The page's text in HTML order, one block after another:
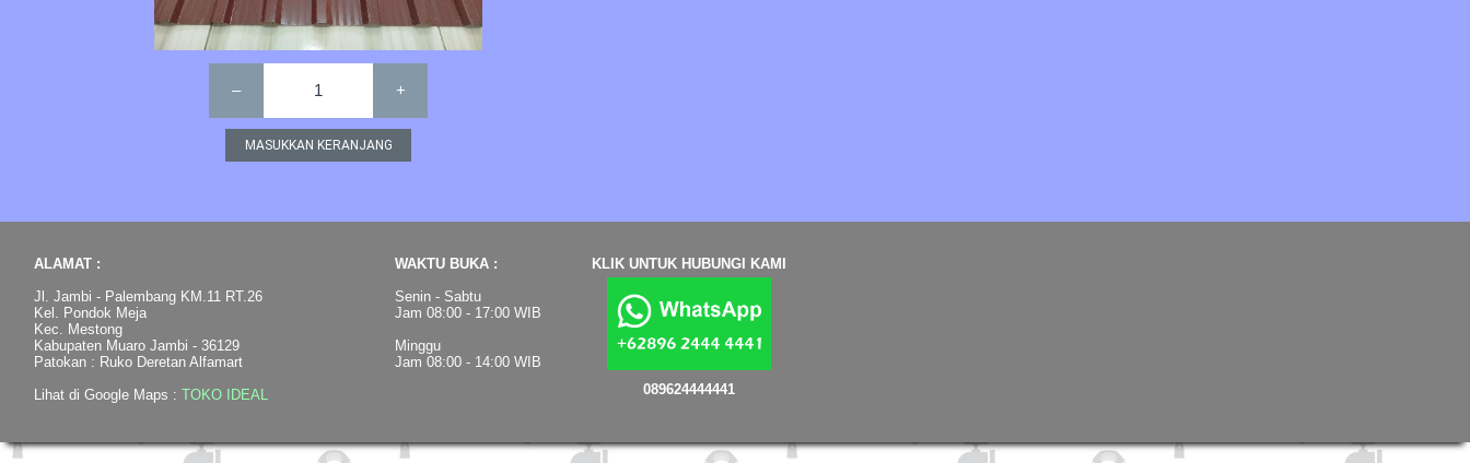
– 1 +
ALAMAT :
Jl. Jambi - Palembang KM.11 RT.26
Kel. Pondok Meja
Kec. Mestong
Kabupaten Muaro Jambi - 36129
Patokan : Ruko Deretan Alfamart
Lihat di Google Maps : TOKO IDEAL
WAKTU BUKA :
Senin - Sabtu
Jam 08:00 - 17:00 WIB
Minggu
Jam 08:00 - 14:00 WIB
KLIK UNTUK HUBUNGI KAMI
089624444441